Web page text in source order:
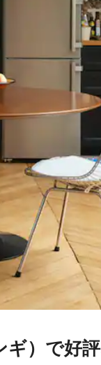
またはスワイプし
ギ）で好